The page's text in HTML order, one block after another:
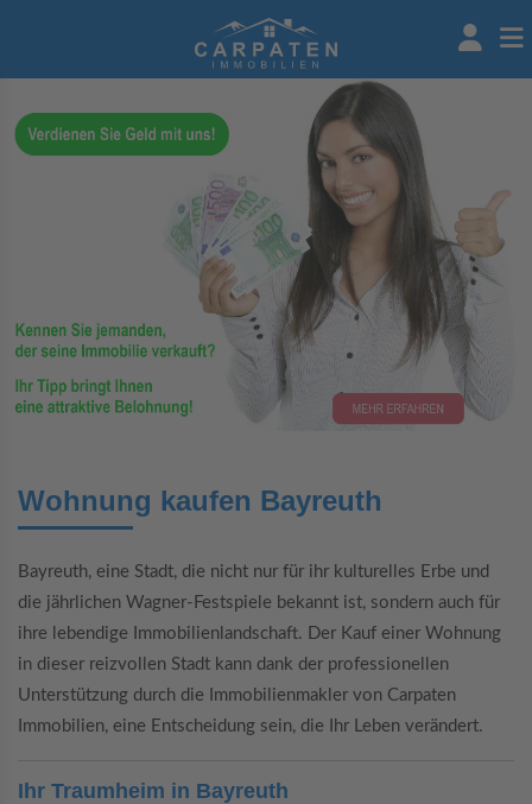
Wohnung kaufen Bayreuth
Bayreuth, eine Stadt, die nicht nur für ihr kulturelles Erbe und
die jährlichen Wagner-Festspiele bekannt ist, sondern auch für
ihre lebendige Immobilienlandschaft. Der Kauf einer Wohnung
in dieser reizvollen Stadt kann dank der professionellen
Unterstützung durch die Immobilienmakler von Carpaten
Immobilien, eine Entscheidung sein, die Ihr Leben verändert.
Ihr Traumheim in Bayreuth